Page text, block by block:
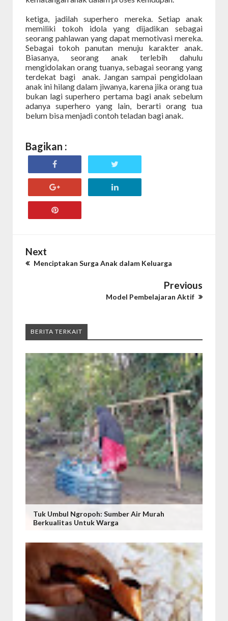
ketiga, jadilah superhero mereka. Setiap anak
memiliki tokoh idola yang dijadikan sebagai
seorang pahlawan yang dapat memotivasi mereka.
Sebagai tokoh panutan menuju karakter anak.
Biasanya, seorang anak terlebih dahulu
mengidolakan orang tuanya, sebagai seorang yang
terdekat bagi anak. Jangan sampai pengidolaan
anak ini hilang dalam jiwanya, karena jika orang tua
bukan lagi superhero pertama bagi anak sebelum
adanya superhero yang lain, berarti orang tua
belum bisa menjadi contoh teladan bagi anak.
Bagikan :
Next
Menciptakan Surga Anak dalam Keluarga
Previous
Model Pembelajaran Aktif
BERITA TERKAIT
Tuk Umbul Ngropoh: Sumber Air Murah
Berkualitas Untuk Warga